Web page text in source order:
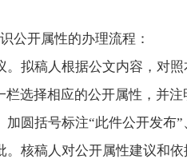
公开属性的办理流程：
。拟稿人根据公文内容，对
栏选择相应的公开属性，并
加圆括号标注“此件公开发布
。核稿人对公开属性建议和